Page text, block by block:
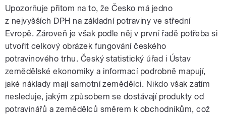
Upozorňuje přitom na to, že Česko má jedno
z nejvyšších DPH na základní potraviny ve střední
Evropě. Zároveň je však podle něj v první řadě potřeba si
utvořit celkový obrázek fungování českého
potravinového trhu. Český statistický úřad i Ústav
zemědělské ekonomiky a informací podrobně mapují,
jaké náklady mají samotní zemědělci. Nikdo však zatím
nesleduje, jakým způsobem se dostávají produkty od
potravinářů a zemědělců směrem k obchodníkům, což